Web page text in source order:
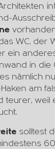
WC, der
ein
in die
nämlich
am
teurer, weil
solltest